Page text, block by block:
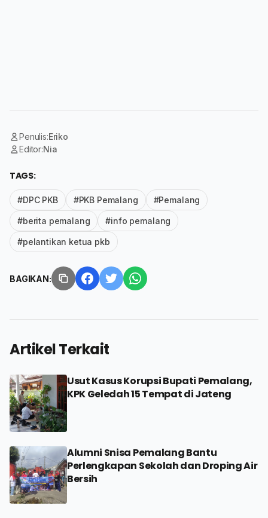
Penulis:Eriko
Editor:Nia
TAGS:
#DPC PKB #PKB Pemalang #Pemalang
#berita pemalang #info pemalang
#pelantikan ketua pkb
BAGIKAN:
Artikel Terkait
Usut Kasus Korupsi Bupati Pemalang,
KPK Geledah 15 Tempat di Jateng
Alumni Snisa Pemalang Bantu
Perlengkapan Sekolah dan Droping Air
Bersih